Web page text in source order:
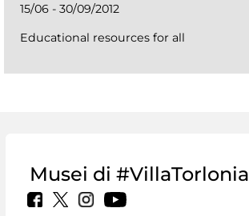
15/06 - 30/09/2012
Educational resources for all
Musei di #VillaTorlonia